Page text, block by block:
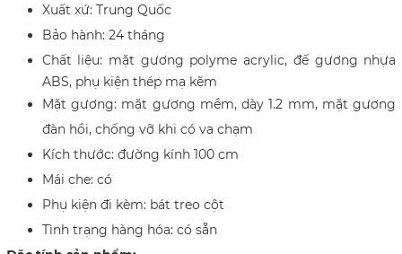
Xuất xứ: Trung Quốc
Bảo hành: 24 tháng
Chất liệu: mặt gương polyme acrylic, đế gương nhựa
ABS, phụ kiện thép mạ kẽm
Mặt gương: mặt gương mềm, dày 1.2 mm, mặt gương
đàn hồi, chống vỡ khi có va chạm
Kích thước: đường kính 100 cm
Mái che: có
Phụ kiện đi kèm: bát treo cột
Tình trạng hàng hóa: có sẵn​